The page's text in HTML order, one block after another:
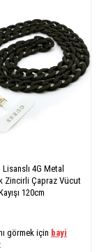
4G Metal
Zincirli Çapraz Vücut
120cm
görmek için bayi